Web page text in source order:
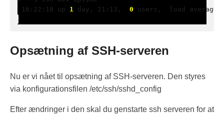
16:22:18 up 1 day, 21:13, 0 users,  load
Opsætning af SSH-serveren
Nu er vi nået til opsætning af SSH-serveren. Den styres
via konfigurationsfilen /etc/ssh/sshd_config
Efter ændringer i den skal du genstarte ssh serveren for at